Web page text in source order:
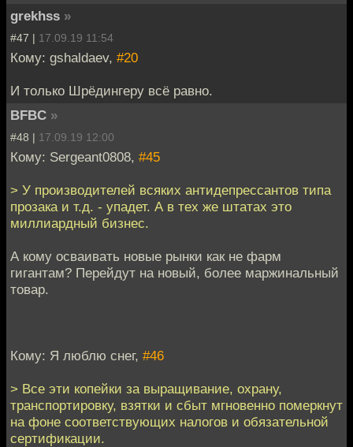
grekhss »
#47 | 17.09.19 11:54
Кому: gshaldaev, #20
И только Шрёдингеру всё равно.
BFBC »
#48 | 17.09.19 12:00
Кому: Sergeant0808, #45
> У производителей всяких антидепрессантов типа
прозака и т.д. - упадет. А в тех же штатах это
миллиардный бизнес.
А кому осваивать новые рынки как не фарм
гигантам? Перейдут на новый, более маржинальный
товар.
Кому: Я люблю снег, #46
> Все эти копейки за выращивание, охрану,
транспортировку, взятки и сбыт мгновенно померкнут
на фоне соответствующих налогов и обязательной
сертификации.